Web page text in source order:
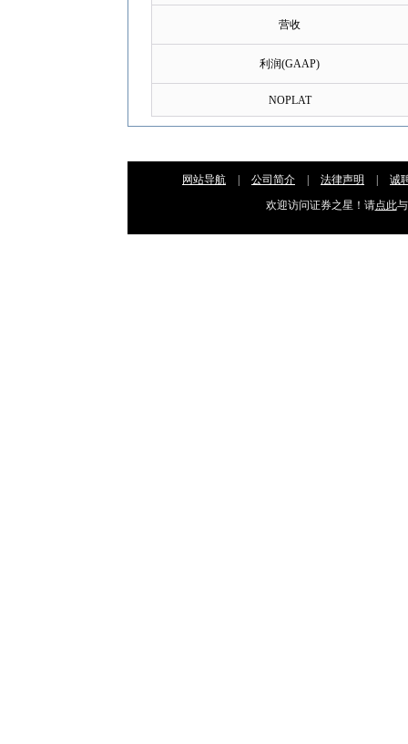
营收
利润(GAAP)
NOPLAT
网站导航 | 公司简介 | 法律声明 |
诚
欢迎访问证券之星！请点此